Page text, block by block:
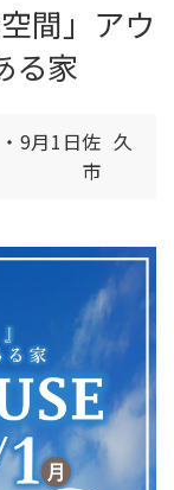
間」アウ
る家
9月1日佐久
市